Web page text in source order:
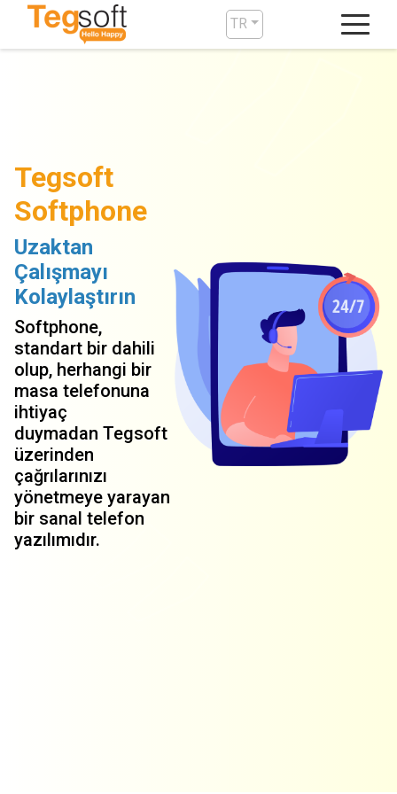
TR
Tegsoft
Softphone
Uzaktan
Çalışmayı
Kolaylaştırın
Softphone,
standart bir dahili
olup, herhangi bir
masa telefonuna
ihtiyaç
duymadan Tegsoft
üzerinden
çağrılarınızı
yönetmeye yarayan
bir sanal telefon
yazılımıdır.